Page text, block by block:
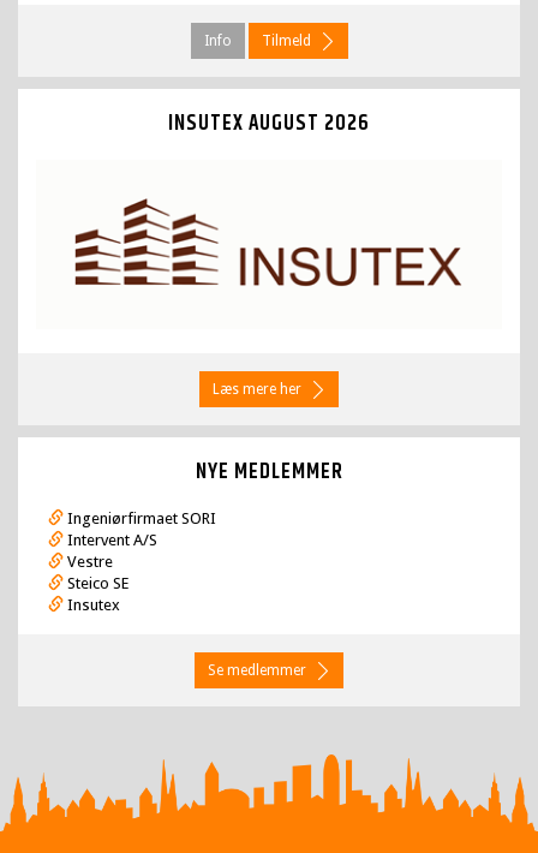
Info Tilmeld
INSUTEXAUGUST 2026
Læs mere her
NYE MEDLEMMER
Ingeniørfirmaet SORI
Intervent A/S
Vestre
Steico SE
Insutex
Se medlemmer